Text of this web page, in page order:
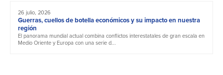
26 julio, 2026
Guerras, cuellos de botella económicos y su impacto en nuestra
región
El panorama mundial actual combina conflictos interestatales de gran escala en
Medio Oriente y Europa con una serie d...